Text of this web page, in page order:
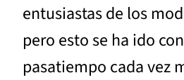
entusiastas de los
pero esto se ha ido
pasatiempo cada vez